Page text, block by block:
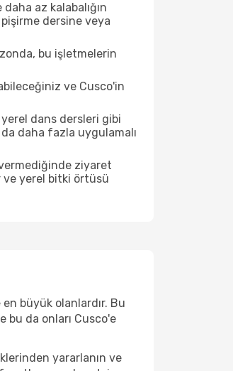
az kalabalığın
dersine veya
bu işletmelerin
ve Cusco'in
dans dersleri gibi
daha fazla uygulamalı
ziyaret
ve yerel bitki örtüsü
büyük olanlardır. Bu
bu da onları Cusco'e
yararlanın ve